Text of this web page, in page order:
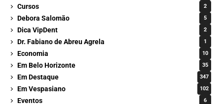
Cursos 2
Debora Salomão 5
Dica VipDent 2
Dr. Fabiano de Abreu Agrela 1
Economia 10
Em Belo Horizonte 35
Em Destaque 347
Em Vespasiano 102
Eventos 6